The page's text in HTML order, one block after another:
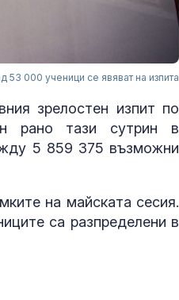
53 000 ученици се явяват на изпита
зрелостен изпит по
рано тази сутрин в
5 859 375 възможни
на майската сесия.
са разпределени в